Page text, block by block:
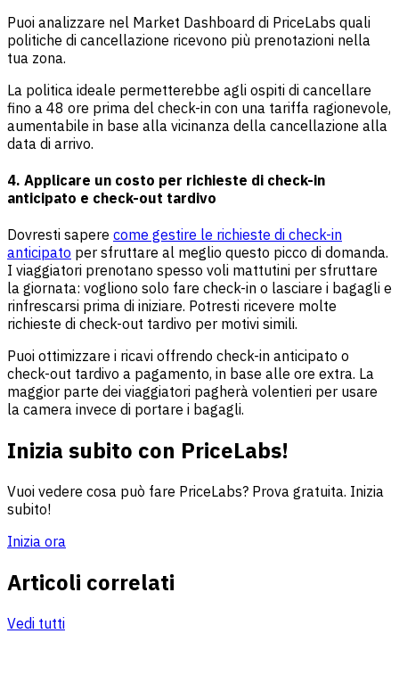
Puoi analizzare nel Market Dashboard di PriceLabs quali
politiche di cancellazione ricevono più prenotazioni nella
tua zona.
La politica ideale permetterebbe agli ospiti di cancellare
fino a 48 ore prima del check-in con una tariffa ragionevole,
aumentabile in base alla vicinanza della cancellazione alla
data di arrivo.
4. Applicare un costo per richieste di check-in
anticipato e check-out tardivo
Dovresti sapere come gestire le richieste di check-in
anticipato per sfruttare al meglio questo picco di domanda.
I viaggiatori prenotano spesso voli mattutini per sfruttare
la giornata: vogliono solo fare check-in o lasciare i bagagli e
rinfrescarsi prima di iniziare. Potresti ricevere molte
richieste di check-out tardivo per motivi simili.
Puoi ottimizzare i ricavi offrendo check-in anticipato o
check-out tardivo a pagamento, in base alle ore extra. La
maggior parte dei viaggiatori pagherà volentieri per usare
la camera invece di portare i bagagli.
Inizia subito con PriceLabs!
Vuoi vedere cosa può fare PriceLabs? Prova gratuita. Inizia
subito!
Inizia ora
Articoli correlati
Vedi tutti